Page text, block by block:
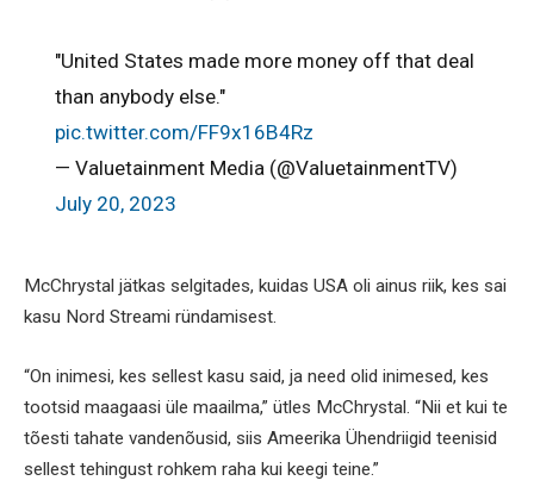
"United States made more money off that deal
than anybody else."
pic.twitter.com/FF9x16B4Rz
— Valuetainment Media (@ValuetainmentTV)
July 20, 2023
McChrystal jätkas selgitades, kuidas USA oli ainus riik, kes sai
kasu Nord Streami ründamisest.
“On inimesi, kes sellest kasu said, ja need olid inimesed, kes
tootsid maagaasi üle maailma,” ütles McChrystal. “Nii et kui te
tõesti tahate vandenõusid, siis Ameerika Ühendriigid teenisid
sellest tehingust rohkem raha kui keegi teine.”